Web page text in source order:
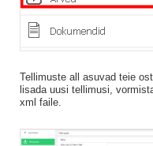
Tellimuste all asuvad teie
lisada uusi tellimusi,
xml faile.